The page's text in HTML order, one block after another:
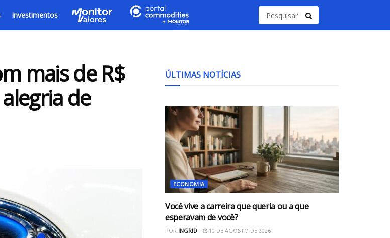
Investimentos
mais de R$
de
ÚLTIMAS NOTÍCIAS
ECONOMIA
Você vive a carreira que queria ou a que
esperavam de você?
POR INGRID 10 DE AGOSTO DE 2026